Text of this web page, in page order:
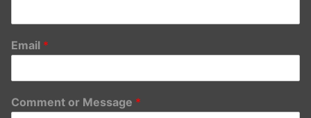
Email *
Comment or Message *